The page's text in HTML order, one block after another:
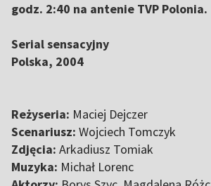
godz. 2:40 na antenie TVP Polonia.
Serial sensacyjny
Polska, 2004
Reżyseria: Maciej Dejczer
Scenariusz: Wojciech Tomczyk
Zdjęcia: Arkadiusz Tomiak
Muzyka: Michał Lorenc